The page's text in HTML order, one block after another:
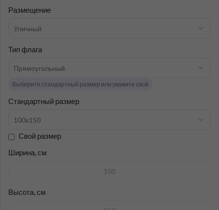
Размещение
Тип флага
Выберите стандартный размер или укажите свой
Стандартный размер
Свой размер
Ширина, см
Высота, см